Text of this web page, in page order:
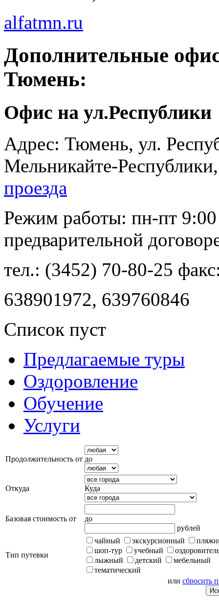
alfatmn.ru
Дополнительные
Тюмень:
Офис на ул.Республики
Адрес: Тюмень, ул.
Мельникайте-
проезда
Режим работы: пн-пт
предварительной
тел.: (3452) 70-80-25
638901972, 639760846
Список пуст
Предлагаемые туры
Оздоровление
Обучение
Услуги
Продолжительность от до
Откуда Куда
Базовая стоимость от
до
рублей
Тип путевки
чайный экскурсионный
шоп-тур
учебный
лыжный
детский
мебельный
тематический
или сбросить